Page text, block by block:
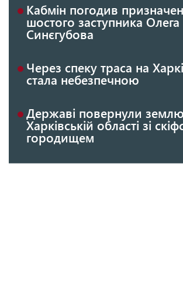
Кабмін погодив
шостого заступника Олега
Синєгубова
Через спеку траса на
стала небезпечною
Державі повернули
Харківській області зі
городищем